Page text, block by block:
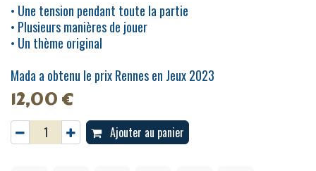
• Une tension pendant toute la partie
• Plusieurs manières de jouer
• Un thème original
Mada a obtenu le prix Rennes en Jeux 2023
12,00€
Ajouter au panier